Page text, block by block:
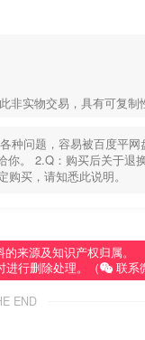
此非实物交易，具有可复
种问题，容易被百度平
。 2.Q：购买后关于退
买，请知悉此说明。
来源及知识产权归属。
进行删除处理。（
联系
END